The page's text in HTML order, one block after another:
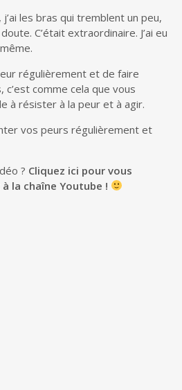
les bras qui tremblent un peu,
C’était extraordinaire. J’ai eu
régulièrement et de faire
c’est comme cela que vous
à résister à la peur et à agir.
vos peurs régulièrement et
? Cliquez ici pour vous
la chaîne Youtube !